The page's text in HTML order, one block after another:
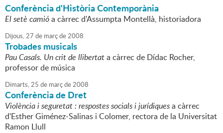
Conferència d'Història Contemporània
El setè camióa càrrec d'Assumpta Montellà, historiadora
Dijous,27 de marçde2008
Trobades musicals
Pau Casals. Un crit de llibertata càrrec de Dídac Rocher,
professor de música
Dimarts,25 de marçde2008
Conferència de Dret
Violència i seguretat : respostes socials i jurídiquesa càrrec
d'Esther Giménez-Salinas i Colomer, rectora de la Universitat
Ramon Llull